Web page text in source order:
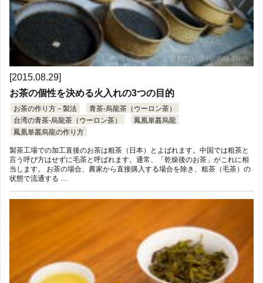
[2015.08.29]
お茶の個性を決める火入れの3つの目的
お茶の作り方－製法
青茶-烏龍茶（ウーロン茶）
台湾の青茶-烏龍茶（ウーロン茶）
鳳凰単叢烏龍
鳳凰単叢烏龍の作り方
製茶工場での加工直後のお茶は粗茶（日本）とよばれます。中国では粗茶と
言う呼び方はせずに毛茶と呼ばれます。通常、「乾燥後のお茶」がこれに相
当します。 お茶の場合、農家から直接購入する場合を除き、粗茶（毛茶）の
状態で流通する …